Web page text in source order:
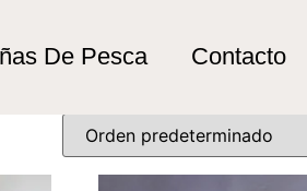
De Pesca Contacto